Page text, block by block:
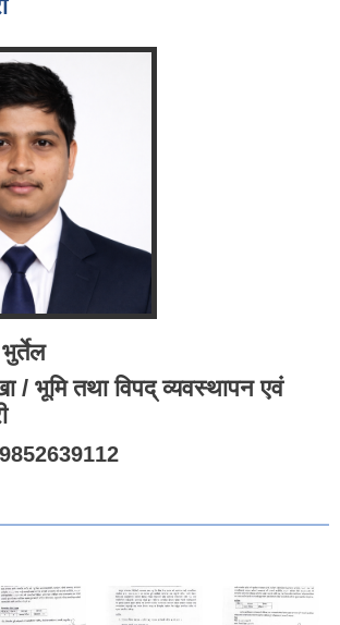
/ भूमि तथा विपद् व्यवस्थापन एवं